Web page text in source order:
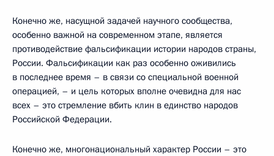
Конечно же, насущной задачей научного сообщества,
особенно важной на современном этапе, является
противодействие фальсификации истории народов страны,
России. Фальсификации как раз особенно оживились
в последнее время – в связи со специальной военной
операцией, – и цель которых вполне очевидна для нас
всех – это стремление вбить клин в единство народов
Российской Федерации.
Конечно же, многонациональный характер России – это